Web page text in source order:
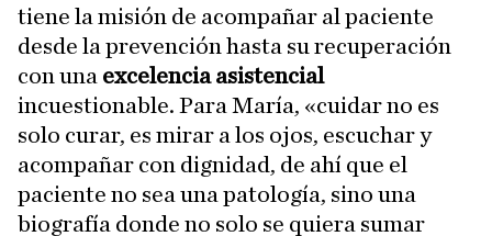
tiene la misión de acompañar al paciente
desde la prevención hasta su recuperación
con una excelencia asistencial
incuestionable. Para María, «cuidar no es
solo curar, es mirar a los ojos, escuchar y
acompañar con dignidad, de ahí que el
paciente no sea una patología, sino una
biografía donde no solo se quiera sumar